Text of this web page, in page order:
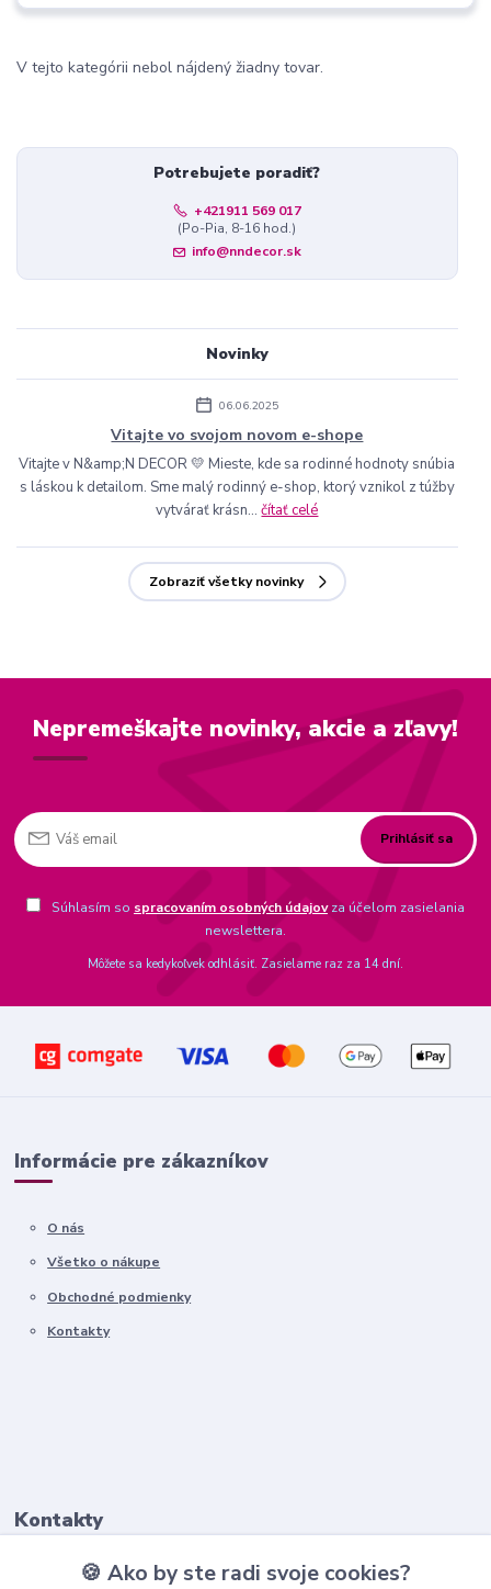
V tejto kategórii nebol nájdený žiadny tovar.
Potrebujete poradiť?
+421911 569 017
(Po-Pia, 8-16 hod.)
info@nndecor.sk
Novinky
06.06.2025
Vitajte vo svojom novom e-shope
Vitajte v N&amp;N DECOR 💛 Mieste, kde sa rodinné hodnoty snúbia
s láskou k detailom. Sme malý rodinný e-shop, ktorý vznikol z túžby
vytvárať krásn...čítať celé
Zobraziť všetky novinky
Nepremeškajte novinky, akcie a zľavy!
Prihlásiť sa
Súhlasím so spracovaním osobných údajovza účelom zasielania
newslettera.
Môžete sa kedykoľvek odhlásiť. Zasielame raz za 14 dní.
Informácie pre zákazníkov
O nás
Všetko o nákupe
Obchodné podmienky
Kontakty
Kontakty
🍪 Ako by ste radi svoje cookies?